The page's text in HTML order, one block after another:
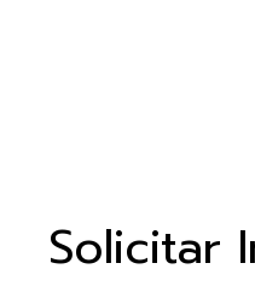
Solicitar